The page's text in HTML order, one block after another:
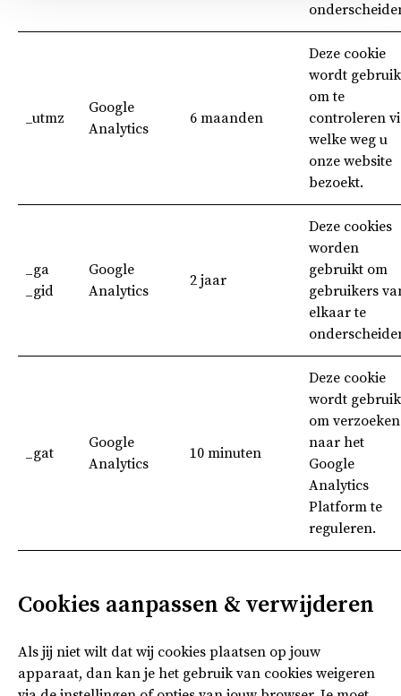
_utmz
Google
Analytics
6 maanden
Deze cookie
wordt
om te
controleren
welke weg u
onze website
bezoekt.
_ga
_gid
Google
Analytics
2 jaar
Deze cookies
worden
gebruikt om
gebruikers
elkaar te
_gat
Google
Analytics
10 minuten
Deze cookie
wordt
om verzoeken
naar het
Google
Analytics
Platform te
reguleren.
Cookies aanpassen & verwijderen
Als jij niet wilt dat wij cookies plaatsen op jouw
apparaat, dan kan je het gebruik van cookies weigeren